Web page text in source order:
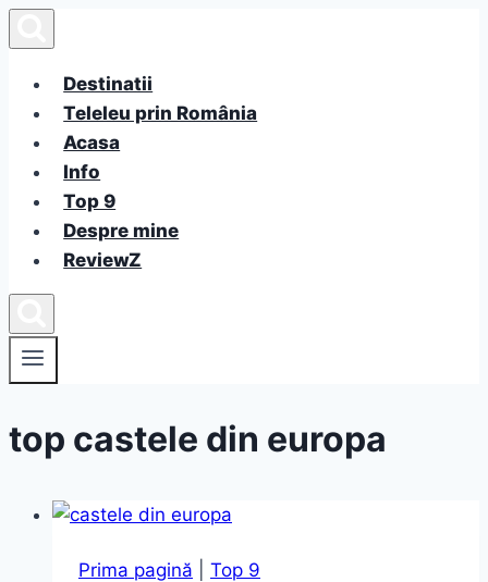
to
contentDestinatii
Teleleu prin România
Acasa
Info
Top 9
Despre mine
ReviewZ
top castele din europa
Prima pagină Top 9